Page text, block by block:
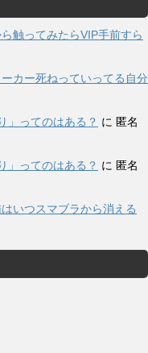
触ってみたらVIP手前すら
カー死ねっていってる自分
」ってのはある？ に 匿名
」ってのはある？ に 匿名
いつスマブラから消える